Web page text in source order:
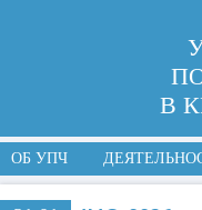
В
ОБ УПЧ